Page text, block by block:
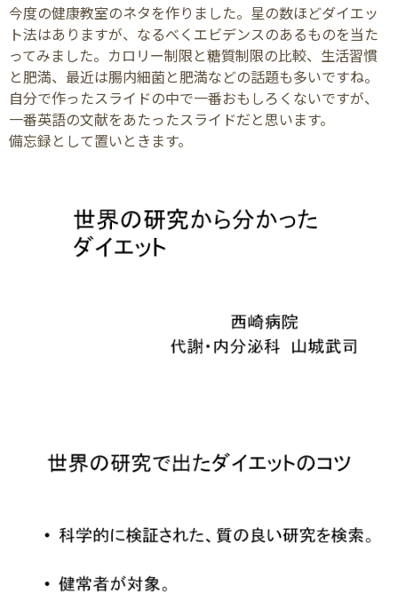
今度の健康教室のネタを作りました。星の数ほどダイエッ
ト法はありますが、なるべくエビデンスのあるものを当た
ってみました。カロリー制限と糖質制限の比較、生活習慣
と肥満、最近は腸内細菌と肥満などの話題も多いですね。
自分で作ったスライドの中で一番おもしろくないですが、
一番英語の文献をあたったスライドだと思います。
備忘録として置いときます。